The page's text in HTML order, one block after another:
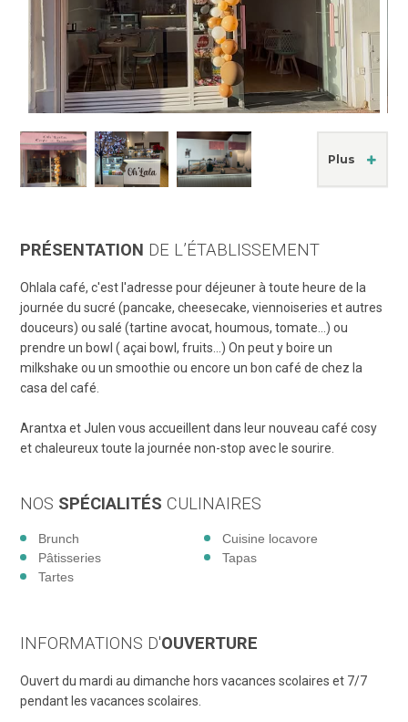
Plus
PRÉSENTATION DE L’ÉTABLISSEMENT
Ohlala café, c'est l'adresse pour déjeuner à toute heure de la
journée du sucré (pancake, cheesecake, viennoiseries et autres
douceurs) ou salé (tartine avocat, houmous, tomate...) ou
prendre un bowl ( açai bowl, fruits...) On peut y boire un
milkshake ou un smoothie ou encore un bon café de chez la
casa del café.
Arantxa et Julen vous accueillent dans leur nouveau café cosy
et chaleureux toute la journée non-stop avec le sourire.
NOS SPÉCIALITÉS CULINAIRES
Brunch
Cuisine locavore
Pâtisseries
Tapas
Tartes
INFORMATIONS D'OUVERTURE
Ouvert du mardi au dimanche hors vacances scolaires et 7/7
pendant les vacances scolaires.